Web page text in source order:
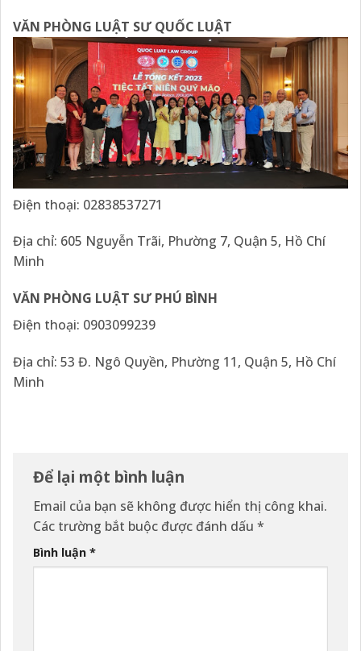
VĂN PHÒNG LUẬT SƯ QUỐC LUẬT
Điện thoại: 02838537271
Địa chỉ: 605 Nguyễn Trãi, Phường 7, Quận 5, Hồ Chí
Minh
VĂN PHÒNG LUẬT SƯ PHÚ BÌNH
Điện thoại: 0903099239
Địa chỉ: 53 Đ. Ngô Quyền, Phường 11, Quận 5, Hồ Chí
Minh
Để lại một bình luận
Email của bạn sẽ không được hiển thị công khai.
Các trường bắt buộc được đánh dấu *
Bình luận *